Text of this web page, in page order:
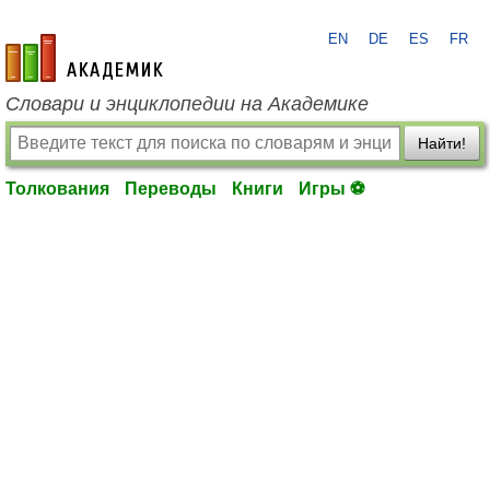
academic.ru
EN DE ES FR
Словари и энциклопедии на Академике
Найти!
Толкования Переводы Книги Игры ⚽